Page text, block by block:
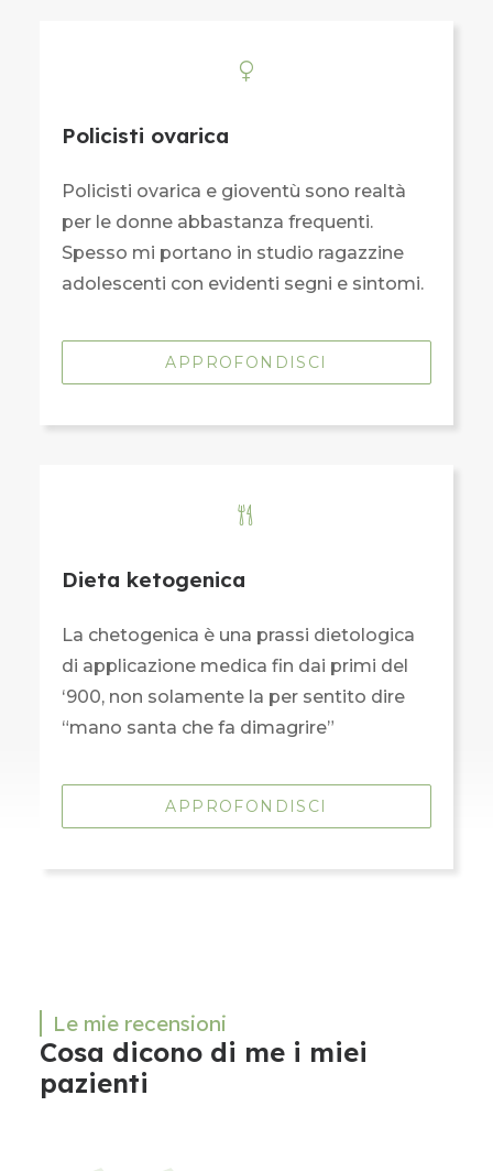
Policisti ovarica
Policisti ovarica e gioventù sono realtà
per le donne abbastanza frequenti.
Spesso mi portano in studio ragazzine
adolescenti con evidenti segni e sintomi.
APPROFONDISCI
Dieta ketogenica
La chetogenica è una prassi dietologica
di applicazione medica fin dai primi del
‘900, non solamente la per sentito dire
“mano santa che fa dimagrire”
APPROFONDISCI
Le mie recensioni
Cosa dicono di me i miei
pazienti